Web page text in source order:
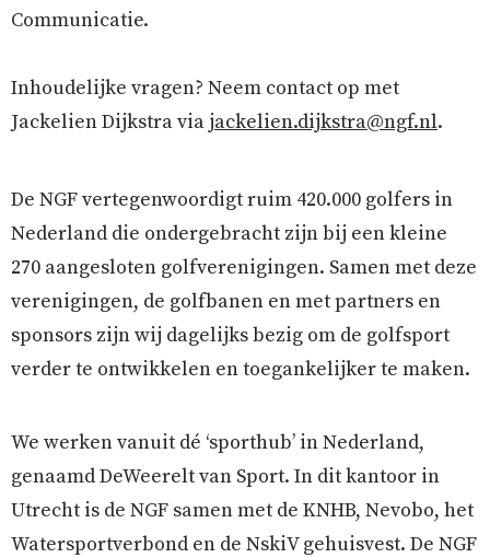
Communicatie.
Inhoudelijke vragen? Neem contact op met
Jackelien Dijkstra via jackelien.dijkstra@ngf.nl.
De NGF vertegenwoordigt ruim 420.000 golfers in
Nederland die ondergebracht zijn bij een kleine
270 aangesloten golfverenigingen. Samen met deze
verenigingen, de golfbanen en met partners en
sponsors zijn wij dagelijks bezig om de golfsport
verder te ontwikkelen en toegankelijker te maken.
We werken vanuit dé ‘sporthub’ in Nederland,
genaamd DeWeerelt van Sport. In dit kantoor in
Utrecht is de NGF samen met de KNHB, Nevobo, het
Watersportverbond en de NskiV gehuisvest. De NGF